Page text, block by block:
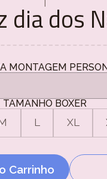
dia dos
MONTAGEM
TAMANHO BOXER
L XL
Carrinho